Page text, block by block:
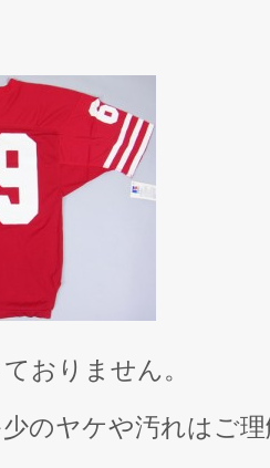
おりません。
のヤケや汚れはご